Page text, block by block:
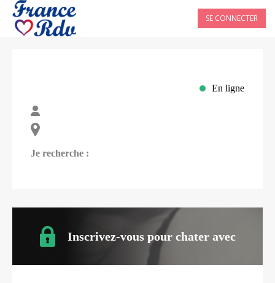
SE CONNECTER
En ligne
Je recherche :
Inscrivez-vous pour chater avec